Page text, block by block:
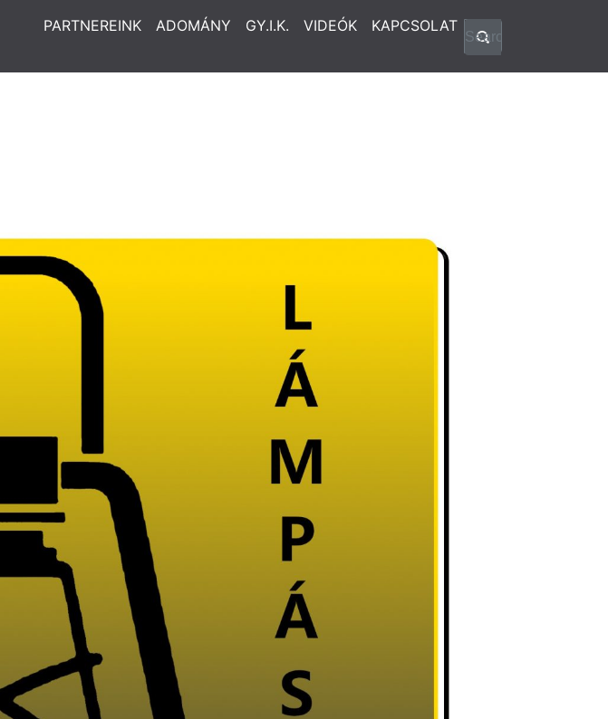
PARTNEREINK ADOMÁNY GY.I.K. VIDEÓK KAPCSOLAT